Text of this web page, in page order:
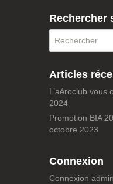
Rechercher
Articles
L’aéroclub vous
2024
Promotion BIA
octobre 2023
Connexion
Connexion admin